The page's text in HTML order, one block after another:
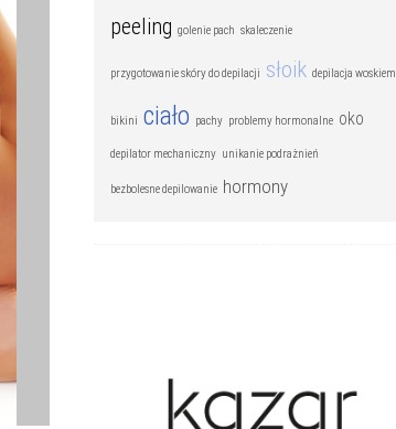
peeling golenie pach skaleczenie
przygotowanie skóry do depilacji słoik depilacja woskiem
bikini ciało pachy problemy hormonalne oko
depilator mechaniczny unikanie podrażnień
bezbolesne depilowanie hormony